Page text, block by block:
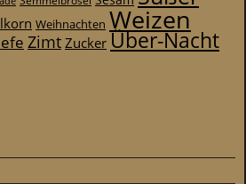
Weihnachten Weizen
ZimtZuckerÜber-Nacht